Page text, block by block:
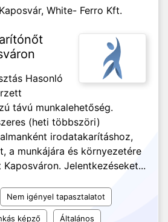
Kaposvár, White- Ferro Kft.
Hasonló
távú munkalehetőség.
(heti többszöri)
irodatakarításhoz,
a munkájára és környezetére
Jelentkezéseket...
Nem igényel tapasztalatot
képző Általános